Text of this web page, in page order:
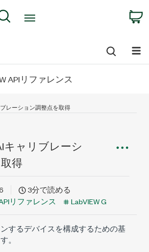
Account
Search
APIリファレンス
レーション調整点を取得
キャリブレーシ
得
3分で読める
リファレンス LabVIEW G
するデバイスを構成するための基
。